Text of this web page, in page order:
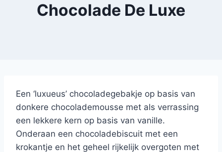
Chocolade De Luxe
Een ‘luxueus’ chocoladegebakje op basis van
donkere chocolademousse met als verrassing
een lekkere kern op basis van vanille.
Onderaan een chocoladebiscuit met een
krokantje en het geheel rijkelijk overgoten met